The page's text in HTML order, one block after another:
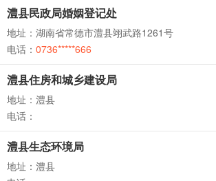
澧县民政局婚姻登记处
地址：湖南省常德市澧县翊武路1261号
电话： 0736*****666
澧县住房和城乡建设局
地址：澧县
电话：
澧县生态环境局
地址：澧县